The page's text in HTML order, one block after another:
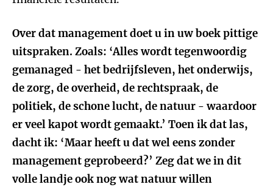
Over dat management doet u in uw boek pittige
uitspraken. Zoals: ‘Alles wordt tegenwoordig
gemanaged - het bedrijfsleven, het onderwijs,
de zorg, de overheid, de rechtspraak, de
politiek, de schone lucht, de natuur - waardoor
er veel kapot wordt gemaakt.’ Toen ik dat las,
dacht ik: ‘Maar heeft u dat wel eens zonder
management geprobeerd?’ Zeg dat we in dit
volle landje ook nog wat natuur willen